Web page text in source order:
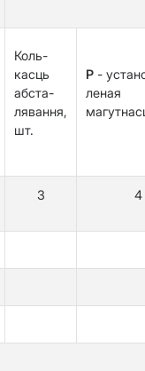
Коль-
касць
абста-
лявання,
шт.
P -
леная
3 4